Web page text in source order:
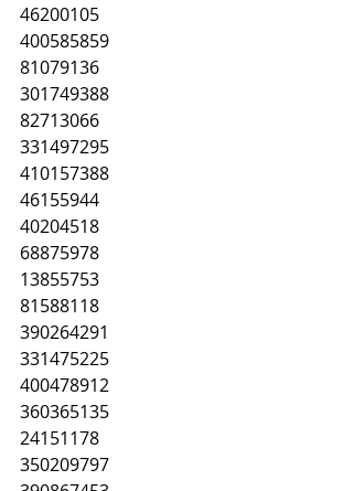
46200105
400585859
81079136
301749388
82713066
331497295
410157388
46155944
40204518
68875978
13855753
81588118
390264291
331475225
400478912
360365135
24151178
350209797